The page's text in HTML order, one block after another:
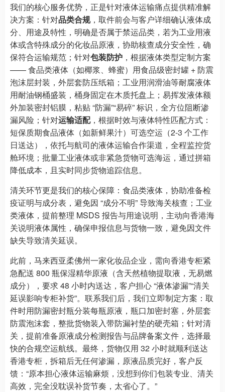
我们的核心服务优势，正是针对液体运输痛点提供精准解
决方案：针对品类合规，取件前会与客户详细确认液体成
分、用途及特性，明确是否属于禁运品类，若为工业用液
体或含特殊成分的化妆品原液，协助核查成分安全性，确
保符合运输规范；针对包装防护 ，根据液体类型定制方案
—— 食品类液体（如椰浆、蜂蜜）用食品级密封罐 + 防震
泡沫层封装，外层套防压纸箱；工业用润滑油等耐腐液体
用耐油钢桶盛装，桶身固定在木质托盘上；易挥发液体额
外加装密封铝膜，粘贴 “防漏”“易碎” 标识，全方位阻断渗
漏风险；针对运输适配，根据时效与液体特性匹配方式：
短保质期食品液体（如新鲜果汁）可选空运（2-3 个工作
日送达），依托与航司的液体运输合作渠道，全程监控货
舱环境；批量工业液体或非紧急货物可选海运，通过拼箱
降低成本，且实时同步货物追踪信息。
清关环节更是我们的核心保障：食品类液体，协助准备检
疫证明与成分表，避免因 “成分不明” 导致海关核查；工业
类液体，提前整理 MSDS 报告与用途说明，主动向香港海
关说明液体属性，确保申报信息与货物一致，避免因文件
缺失导致清关延误。
此前，马来西亚柔佛州一家化妆品企业，需向香港专柜紧
急配送 800 瓶保湿精华原液（含天然植物提取液，无易燃
成分），要求 48 小时内送达，客户担心 “液体渗漏”“清关
延误影响专柜补货”。联系我们后，我们立即制定方案：取
件时用防漏密封瓶分装每瓶原液，瓶口加密封塞，外层套
防震泡沫套，整批货物装入带防漏衬垫的硬壳箱；针对清
关，提前准备原液成分检测报告与品牌备案文件，选择最
快的合规空运航线。最终，货物仅用 32 小时就顺利送达
香港专柜，拆箱后无任何渗漏，原液品质完好，客户反
馈：“原本担心液体运输麻烦，没想到你们包装专业、清关
高效，完全没耽误补货节奏，太省心了。”